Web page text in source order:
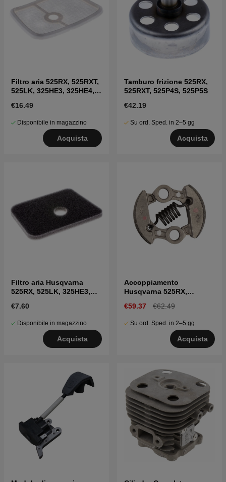
Filtro aria 525RX, 525RXT,
525LK, 325HE3, 325HE4,
€16.49
Disponibile in magazzino
Acquista
Tamburo frizione 525RX,
525RXT, 525P4S, 525P5S
€42.19
Su ord. Sped. in 2–5 gg
Acquista
Filtro aria Husqvarna
525RX, 525LK, 325HE3,
€7.60
Disponibile in magazzino
Acquista
Accoppiamento
Husqvarna 525RX,
€59.37 €62.49
Su ord. Sped. in 2–5 gg
Acquista